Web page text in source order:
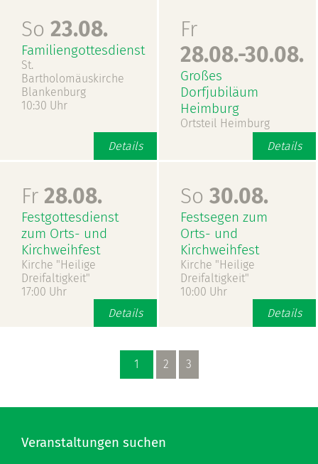
So 23.08.
Familiengottesdienst
St.
Bartholomäuskirche
Blankenburg
10:30 Uhr
Details
Fr
28.08.-30.08.
Großes
Dorfjubiläum
Heimburg
Ortsteil Heimburg
Details
Fr 28.08.
Festgottesdienst
zum Orts- und
Kirchweihfest
Kirche "Heilige
Dreifaltigkeit"
17:00 Uhr
Details
So 30.08.
Festsegen zum
Orts- und
Kirchweihfest
Kirche "Heilige
Dreifaltigkeit"
10:00 Uhr
Details
1 2 3
Veranstaltungen suchen